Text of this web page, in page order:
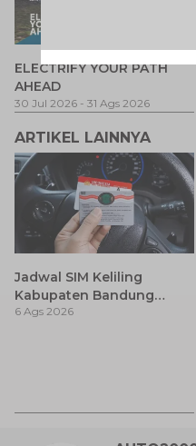
ELECTRIFY YOUR PATH
AHEAD
30 Jul 2026 - 31 Ags 2026
ARTIKEL LAINNYA
Jadwal SIM Keliling
Kabupaten Bandung
Terbaru 2026 dan
6 Ags 2026